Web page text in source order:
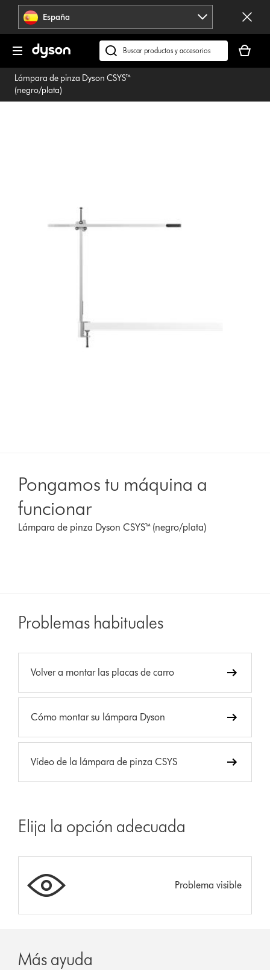
Omitir
navegación España
Buscar
en
dyson.es
cesta
está
Lámpara de pinza Dyson CSYS™
(negro/plata)
Pongamos tu máquina a
funcionar
Lámpara de pinza Dyson CSYS™ (negro/plata)
Problemas habituales
Volver a montar las placas de carro
Cómo montar su lámpara Dyson
Vídeo de la lámpara de pinza CSYS
Elija la opción adecuada
Problema visible
Más ayuda